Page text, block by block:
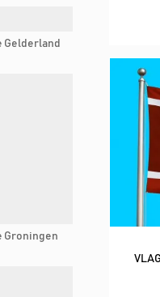
Gelderland
Groningen